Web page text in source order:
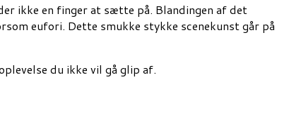
ikke en finger at sætte på. Blandingen af det
eufori. Dette smukke stykke scenekunst går på
du ikke vil gå glip af.